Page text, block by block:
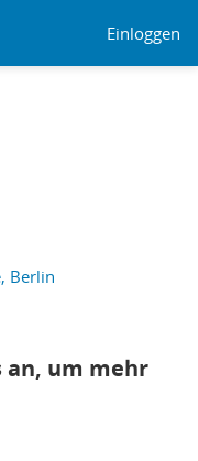
Einloggen
Berlin
an, um mehr